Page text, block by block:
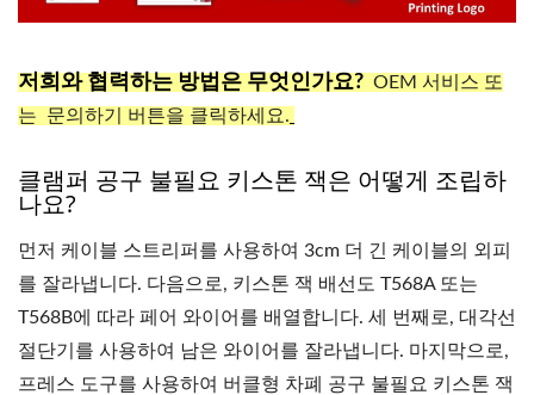
저희와 협력하는 방법은 무엇인가요? OEM 서비스 또
는 문의하기 버튼을 클릭하세요.
클램퍼 공구 불필요 키스톤 잭은 어떻게 조립하
나요?
먼저 케이블 스트리퍼를 사용하여 3cm 더 긴 케이블의 외피
를 잘라냅니다. 다음으로, 키스톤 잭 배선도 T568A 또는
T568B에 따라 페어 와이어를 배열합니다. 세 번째로, 대각선
절단기를 사용하여 남은 와이어를 잘라냅니다. 마지막으로,
프레스 도구를 사용하여 버클형 차폐 공구 불필요 키스톤 잭